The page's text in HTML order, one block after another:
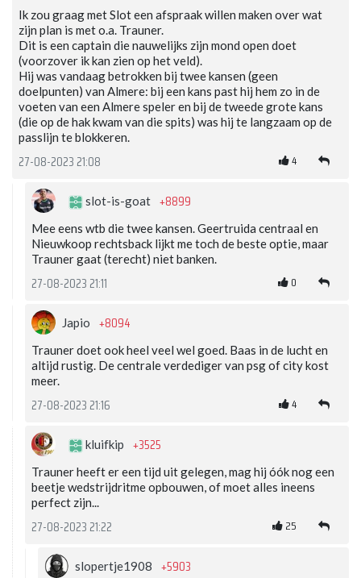
Ik zou graag met Slot een afspraak willen maken over wat
zijn plan is met o.a. Trauner.
Dit is een captain die nauwelijks zijn mond open doet
(voorzover ik kan zien op het veld).
Hij was vandaag betrokken bij twee kansen (geen
doelpunten) van Almere: bij een kans past hij hem zo in de
voeten van een Almere speler en bij de tweede grote kans
(die op de hak kwam van die spits) was hij te langzaam op de
passlijn te blokkeren.
27-08-2023 21:08 4
slot-is-goat +8899
Mee eens wtb die twee kansen. Geertruida centraal en
Nieuwkoop rechtsback lijkt me toch de beste optie, maar
Trauner gaat (terecht) niet banken.
27-08-2023 21:11 0
Japio +8094
Trauner doet ook heel veel wel goed. Baas in de lucht en
altijd rustig. De centrale verdediger van psg of city kost
meer.
27-08-2023 21:16 4
kluifkip +3525
Trauner heeft er een tijd uit gelegen, mag hij óók nog een
beetje wedstrijdritme opbouwen, of moet alles ineens
perfect zijn...
27-08-2023 21:22 25
slopertje1908 +5903